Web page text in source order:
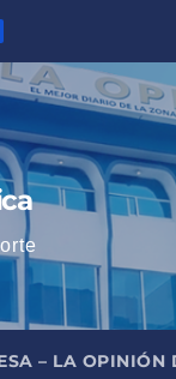
– LA OPINIÓN